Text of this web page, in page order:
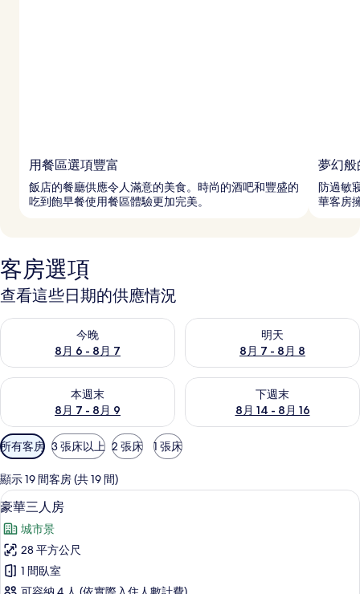
用餐區選項豐富
飯店的餐廳供應令人滿意的美食。時尚的酒吧和豐盛的
吃到飽早餐使用餐區體驗更加完美。
夢幻般
防過敏
華客房
客房選項
查看這些日期的供應情況
今晚
8月 6 - 8月 7
查看今晚 (8月 6 - 8月 7) 的供應情況
明天
8月 7 - 8月 8
查看明天 (8月 7 - 8月 8) 的供
本週末
8月 7 - 8月 9
查看本週末 (8月 7 - 8月 9) 的供應情況
下週末
8月 14 - 8月 16
查看下週末 (8月 14 - 8月 16)
可
用
的
客
房
篩
選
條
件
所有客房 3 張床以上 2 張床 1 張床
顯示 19 間客房 (共 19 間)
顯
示
豪
華
三
豪華三人房 | 低過敏寢具、羽絨被、
10
豪華三人房
城市景
28 平方公尺
1 間臥室